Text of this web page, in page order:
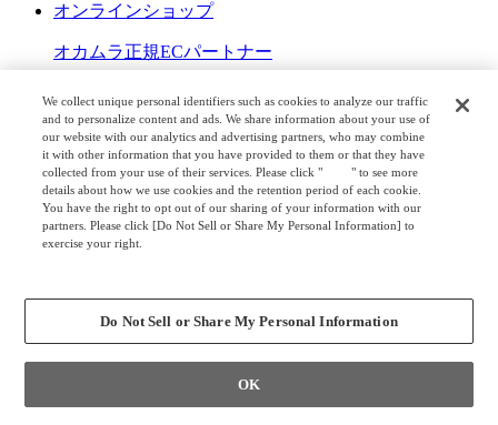
オンラインショップ
オカムラ正規ECパートナー
オカムラ公式ショップ 楽天市場店
ショールーム
在宅ワーク用家具展示店舗
お問い合わせ
オフィス家具の修理（サポートサイト）
We collect unique personal identifiers such as cookies to analyze our traffic
and to personalize content and ads. We share information about your use of
our website with our analytics and advertising partners, who may combine
it with other information that you have provided to them or that they have
collected from your use of their services. Please click "
here" to see more
details about how we use cookies and the retention period of each cookie.
You have the right to opt out of our sharing of your information with our
partners. Please click [Do Not Sell or Share My Personal Information] to
exercise your right.
Do Not Sell or Share My Personal Information
OK